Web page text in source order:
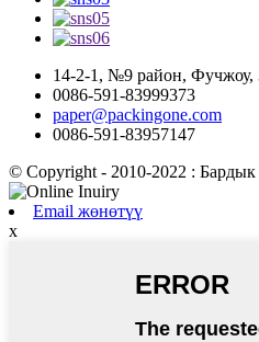
14-2-1, №9 район, Фучжоу,
0086-591-83999373
paper@packingone.com
0086-591-83957147
© Copyright - 2010-2022 : Бардык
Email жөнөтүү
x